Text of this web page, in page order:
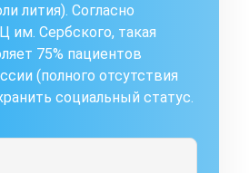
лития). Согласно
Сербского, такая
75% пациентов
(полного отсутствия
социальный статус.